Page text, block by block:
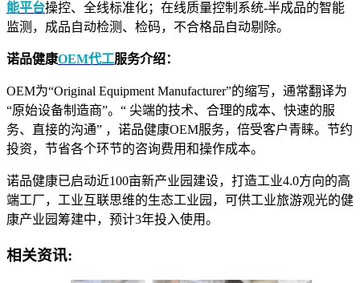
能平台操控、全线标准化；在线质量控制系统-半成品的智能
监测，成品自动检测、检码，不合格品自动剔除。
诺品健康OEM代工服务介绍：
OEM为“Original Equipment Manufacturer”的缩写，通常翻译为
“原始设备制造商”。“ 尖端的技术、合理的成本、快速的服
务、直接的沟通” ，诺品健康OEM服务，倍受客户青睐。节约
投资，节省各个环节的咨询费用和操作成本。
诺品健康已启动近100亩新产业园建设，打造工业4.0方向的高
端工厂，工业互联思维的生态工业园，可供工业旅游观光的健
康产业园筹建中，预计3年投入使用。
相关资讯: